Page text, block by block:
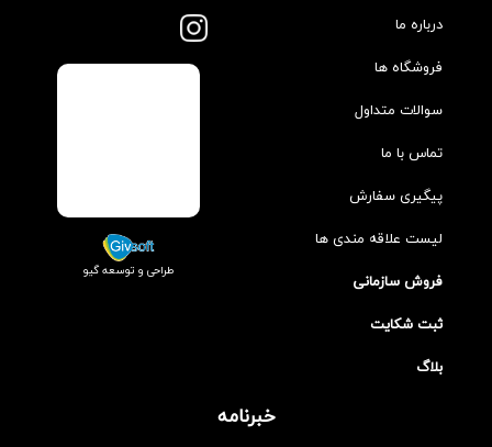
درباره ما
فروشگاه ها
سوالات متداول
تماس با ما
پیگیری سفارش
لیست علاقه مندی ها
فروش سازمانی
ثبت شکایت
بلاگ
طراحی و توسعه گیو
خبرنامه